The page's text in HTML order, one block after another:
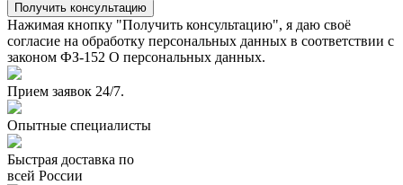
Получить консультацию
Нажимая кнопку "Получить консультацию", я даю своё
согласие на обработку персональных данных в соответствии с
законом ФЗ-152 О персональных данных.
Прием заявок 24/7.
Опытные специалисты
Быстрая доставка по
всей России